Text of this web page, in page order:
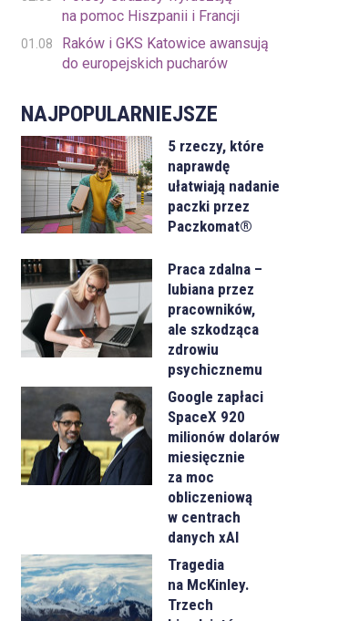
na pomoc Hiszpanii i Francji
01.08
Raków i GKS Katowice awansują
do europejskich pucharów
NAJPOPULARNIEJSZE
5 rzeczy, które
naprawdę
ułatwiają nadanie
paczki przez
Paczkomat®
Praca zdalna –
lubiana przez
pracowników,
ale szkodząca
zdrowiu
psychicznemu
Google zapłaci
SpaceX 920
milionów dolarów
miesięcznie
za moc
obliczeniową
w centrach
danych xAI
Tragedia
na McKinley.
Trzech